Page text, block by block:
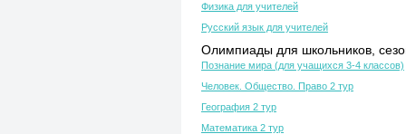
Физика для учителей
Русский язык для учителей
Олимпиады для школьников,
Познание мира (для учащихся 3-4 классов)
Человек. Общество. Право 2 тур
География 2 тур
Математика 2 тур